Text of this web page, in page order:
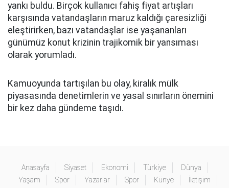
yankı buldu. Birçok kullanıcı fahiş fiyat artışları
karşısında vatandaşların maruz kaldığı çaresizliği
eleştirirken, bazı vatandaşlar ise yaşananları
günümüz konut krizinin trajikomik bir yansıması
olarak yorumladı.
Kamuoyunda tartışılan bu olay, kiralık mülk
piyasasında denetimlerin ve yasal sınırların önemini
bir kez daha gündeme taşıdı.
Anasayfa Siyaset Ekonomi Türkiye
Dünya
Yaşam
Spor Yazarlar Spor Künye İletişim